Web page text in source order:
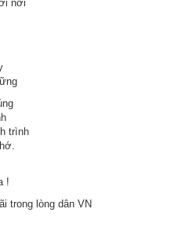
nơi
trình
!
trong lòng dân VN